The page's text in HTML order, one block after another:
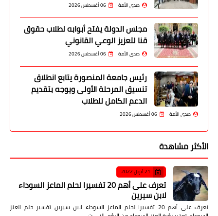
صدى الأمة 06 أغسطس 2026
مجلس الدولة يفتح أبوابه لطلاب حقوق
قنا لتعزيز الوعي القانوني
صدى الأمة 06 أغسطس 2026
رئيس جامعة المنصورة يتابع انطلاق
تنسيق المرحلة الأولى ويوجه بتقديم
الدعم الكامل للطلاب
صدى الأمة 06 أغسطس 2026
الأكثر مشاهدة
21 أبريل 2022
تعرف على أهم 20 تفسيرا لحلم الماعز السوداء
لابن سيرين
تعرف على أهم 20 تفسيرا لحلم الماعز السوداء لابن سيرين تفسير حلم العنز